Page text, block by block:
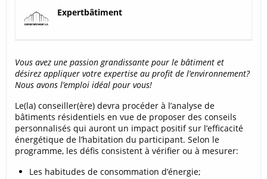
Expertbâtiment
Vous avez une passion grandissante pour le bâtiment et
désirez appliquer votre expertise au profit de l’environnement?
Nous avons l’emploi idéal pour vous!
Le(la) conseiller(ère) devra procéder à l’analyse de
bâtiments résidentiels en vue de proposer des conseils
personnalisés qui auront un impact positif sur l’efficacité
énergétique de l’habitation du participant. Selon le
programme, les défis consistent à vérifier ou à mesurer:
Les habitudes de consommation d’énergie;